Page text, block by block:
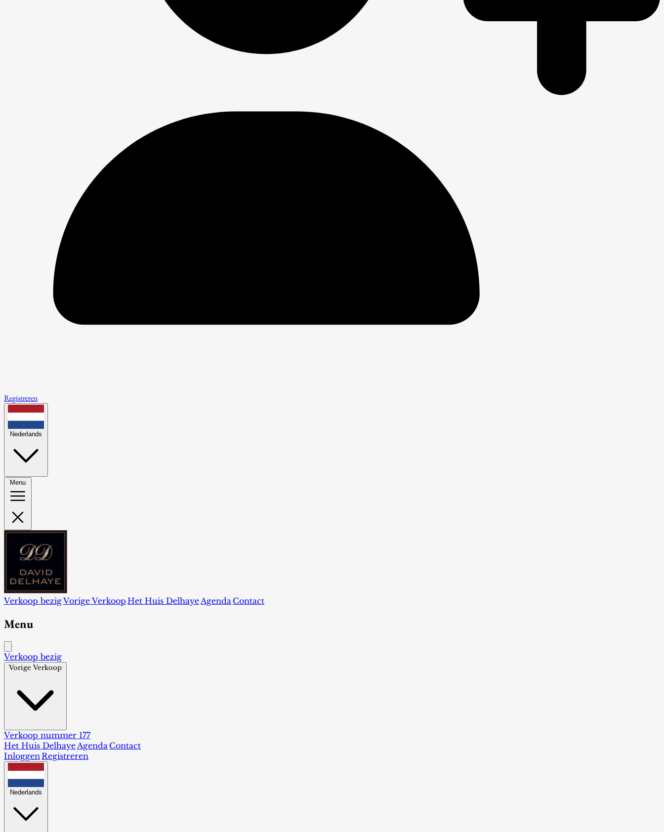
Registreren
Nederlands
Menu
Verkoop bezigVorige Verkoop Het Huis Delhaye Agenda Contact
Menu
Verkoop bezig
Vorige Verkoop
Verkoop nummer 177
Het Huis DelhayeAgenda Contact
InloggenRegistreren
Nederlands